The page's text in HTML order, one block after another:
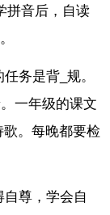
拼音后，自读
务是背_规。
一年级的课文
。每晚都要检
尊，学会自